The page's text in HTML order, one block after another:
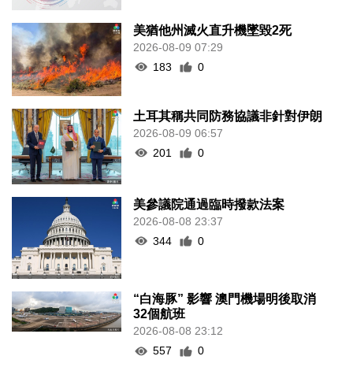
美猶他州滅火直升機墜毀2死
2026-08-09 07:29
183
0
土耳其稱共同防務協議非針對伊朗
2026-08-09 06:57
201
0
美參議院通過臨時撥款法案
2026-08-08 23:37
344
0
“白海豚” 影響 澳門機場明後取消
32個航班
2026-08-08 23:12
557
0